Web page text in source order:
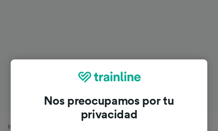
Inicio
Nos preocupamos por tu
privacidad